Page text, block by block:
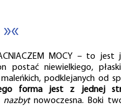
»«
MOCY – to jest
postać niewielkiego,
podklejanych od
forma jest z jednej
nazbytnowoczesna. Boki